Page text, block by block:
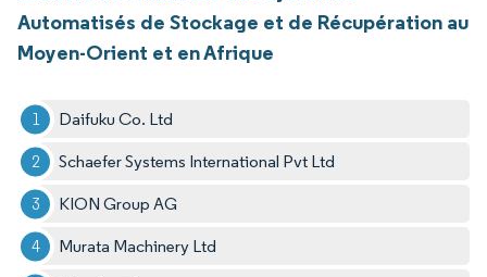
Automatisés de Stockage et de Récupération au
Moyen-Orient et en Afrique
Daifuku Co. Ltd
Schaefer Systems International Pvt Ltd
KION Group AG
Murata Machinery Ltd